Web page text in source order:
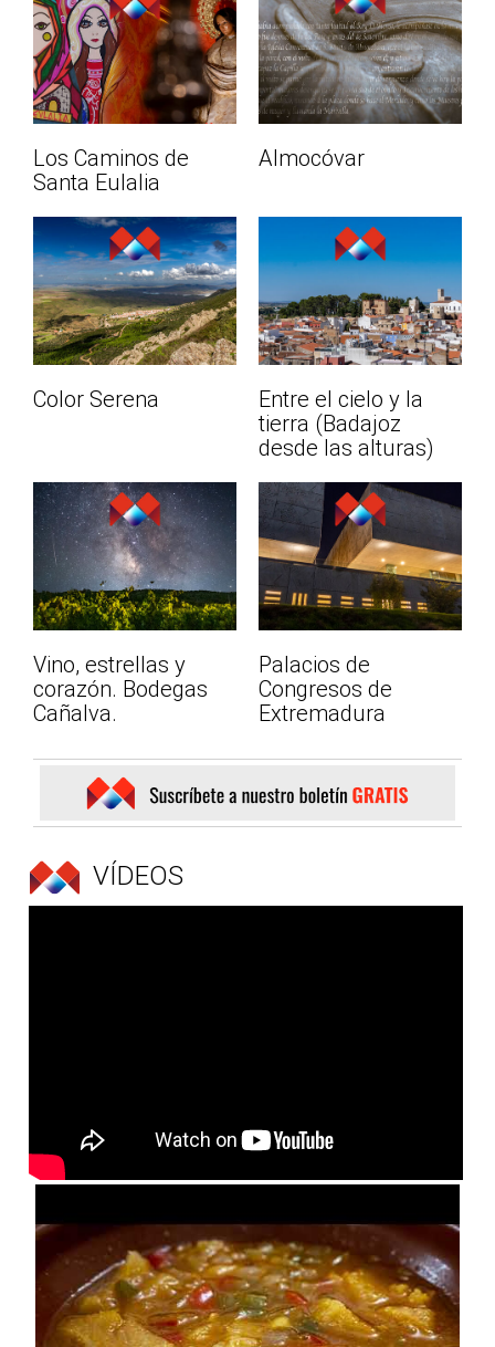
Los Caminos de
Santa Eulalia
Almocóvar
Color Serena
Entre el cielo y la
tierra (Badajoz
desde las alturas)
Vino, estrellas y
corazón. Bodegas
Cañalva.
Palacios de
Congresos de
Extremadura
VÍDEOS